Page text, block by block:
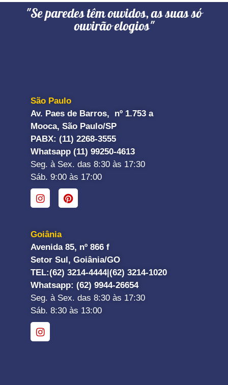
"Se paredes têm ouvidos, as suas só
ouvirão elogios"
São Paulo
Av. Paes de Barros, nº 1.753 a
Mooca, São Paulo/SP
PABX: (11) 2268-3555
Whatsapp (11) 99250-4613
Seg. à Sex. das 8:30 às 17:30
Sáb. 9:00 às 17:00
Goiânia
Avenida 85, nº 866 f
Setor Sul, Goiânia/GO
TEL:(62) 3214-4444| (62) 3214-1020
Whatsapp: (62) 9944-26654
Seg. à Sex. das 8:30 às 17:30
Sáb. 8:30 às 13:00